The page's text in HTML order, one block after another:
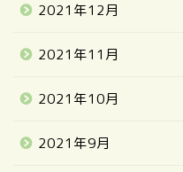
2021年12月
2021年11月
2021年10月
2021年9月